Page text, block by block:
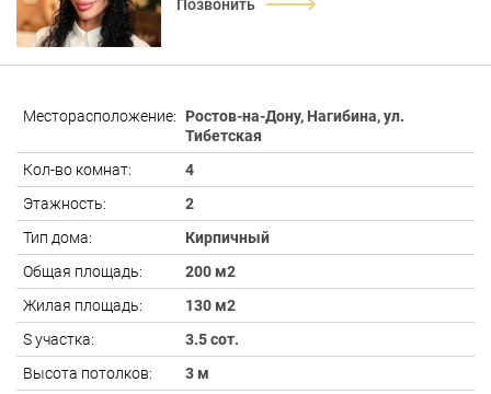
Позвонить
Месторасположение:
Ростов-на-Дону, Нагибина, ул.
Тибетская
Кол-во комнат:
4
Этажность:
2
Тип дома:
Кирпичный
Общая площадь:
200 м2
Жилая площадь:
130 м2
S участка:
3.5 сот.
Высота потолков:
3 м